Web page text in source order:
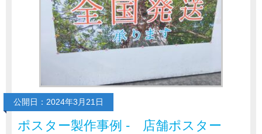
公開日：2024年3月21日
ポスター製作事例 - 店舗ポスター